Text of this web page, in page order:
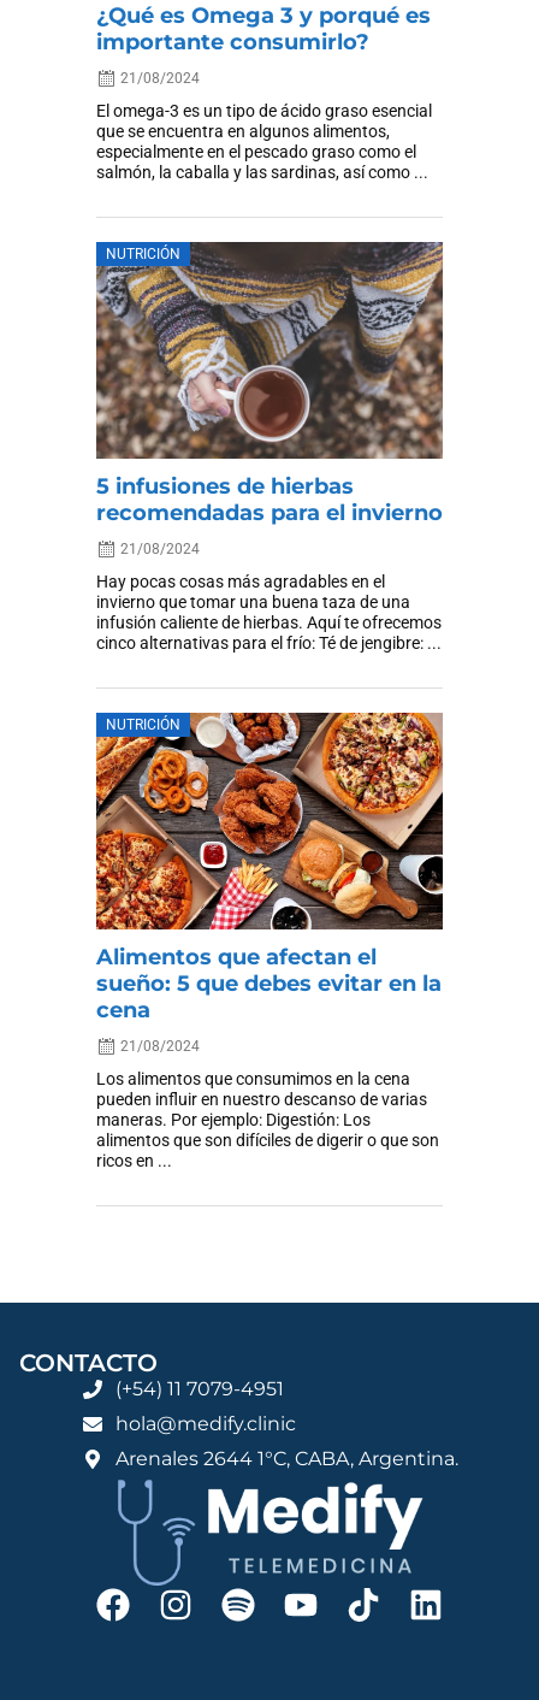
¿Qué es Omega 3 y porqué es
importante consumirlo?
21/08/2024
El omega-3 es un tipo de ácido graso esencial
que se encuentra en algunos alimentos,
especialmente en el pescado graso como el
salmón, la caballa y las sardinas, así como ...
NUTRICIÓN
5 infusiones de hierbas
recomendadas para el invierno
21/08/2024
Hay pocas cosas más agradables en el
invierno que tomar una buena taza de una
infusión caliente de hierbas. Aquí te ofrecemos
cinco alternativas para el frío: Té de jengibre: ...
NUTRICIÓN
Alimentos que afectan el
sueño: 5 que debes evitar en la
cena
21/08/2024
Los alimentos que consumimos en la cena
pueden influir en nuestro descanso de varias
maneras. Por ejemplo: Digestión: Los
alimentos que son difíciles de digerir o que son
ricos en ...
CONTACTO
(+54) 11 7079-4951
hola@medify.clinic
Arenales 2644 1°C, CABA, Argentina.